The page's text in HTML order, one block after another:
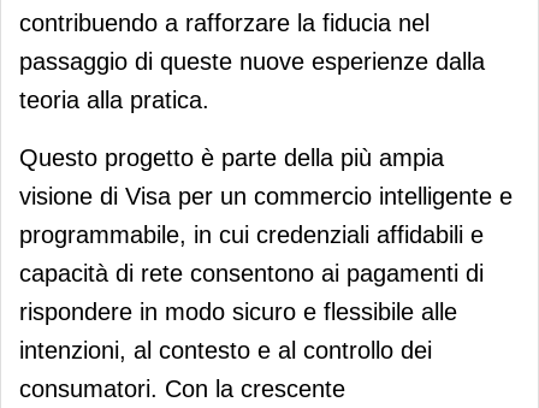
contribuendo a rafforzare la fiducia nel
passaggio di queste nuove esperienze dalla
teoria alla pratica.
Questo progetto è parte della più ampia
visione di Visa per un commercio intelligente e
programmabile, in cui credenziali affidabili e
capacità di rete consentono ai pagamenti di
rispondere in modo sicuro e flessibile alle
intenzioni, al contesto e al controllo dei
consumatori. Con la crescente